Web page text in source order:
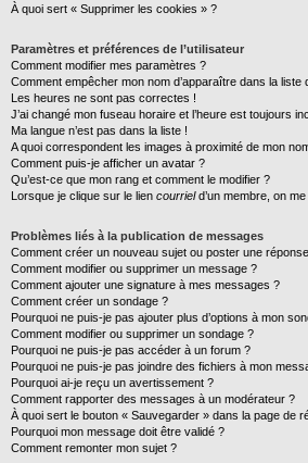
À quoi sert « Supprimer les cookies » ?
Paramètres et préférences de l’utilisateur
Comment modifier mes paramètres ?
Comment empêcher mon nom d’apparaître dans la
Les heures ne sont pas correctes !
J’ai changé mon fuseau horaire et l’heure est toujours
Ma langue n’est pas dans la liste !
A quoi correspondent les images à proximité de mon
Comment puis-je afficher un avatar ?
Qu’est-ce que mon rang et comment le modifier ?
Lorsque je clique sur le lien courrield’un membre, on
Problèmes liés à la publication de messages
Comment créer un nouveau sujet ou poster une
Comment modifier ou supprimer un message ?
Comment ajouter une signature à mes messages ?
Comment créer un sondage ?
Pourquoi ne puis-je pas ajouter plus d’options à mon
Comment modifier ou supprimer un sondage ?
Pourquoi ne puis-je pas accéder à un forum ?
Pourquoi ne puis-je pas joindre des fichiers à mon
Pourquoi ai-je reçu un avertissement ?
Comment rapporter des messages à un modérateur ?
À quoi sert le bouton « Sauvegarder » dans la page de
Pourquoi mon message doit être validé ?
Comment remonter mon sujet ?